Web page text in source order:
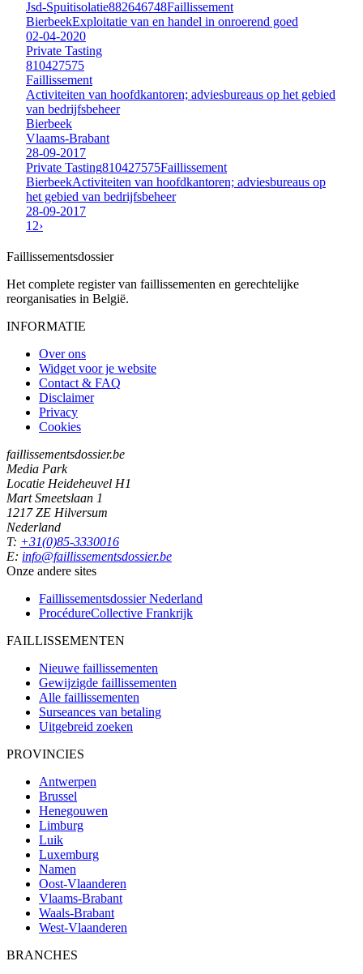
Jsd-Spuitisolatie882646748Faillissement
BierbeekExploitatie van en handel in onroerend goed
02-04-2020
Private Tasting
810427575
Faillissement
Activiteiten van hoofdkantoren; adviesbureaus op het gebied
van bedrijfsbeheer
Bierbeek
Vlaams-Brabant
28-09-2017
Private Tasting810427575Faillissement
BierbeekActiviteiten van hoofdkantoren; adviesbureaus op
het gebied van bedrijfsbeheer
28-09-2017
1 2›
Faillissementsdossier
Het complete register van faillissementen en gerechtelijke
reorganisaties in België.
INFORMATIE
Over ons
Widget voor je website
Contact & FAQ
Disclaimer
Privacy
Cookies
faillissementsdossier.be
Media Park
Locatie Heideheuvel H1
Mart Smeetslaan 1
1217 ZE Hilversum
Nederland
T: +31(0)85-3330016
E: info@faillissementsdossier.be
Onze andere sites
Faillissementsdossier Nederland
ProcédureCollective Frankrijk
FAILLISSEMENTEN
Nieuwe faillissementen
Gewijzigde faillissementen
Alle faillissementen
Surseances van betaling
Uitgebreid zoeken
PROVINCIES
Antwerpen
Brussel
Henegouwen
Limburg
Luik
Luxemburg
Namen
Oost-Vlaanderen
Vlaams-Brabant
Waals-Brabant
West-Vlaanderen
BRANCHES